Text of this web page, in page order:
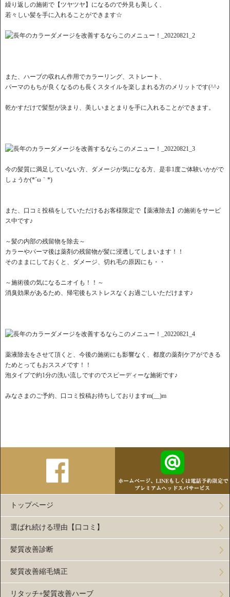
繰り返しの施術で【ツヤツヤ】になるので外見も美しく、
若々しい髪を手に入れることができます☆
また、ハーブの収れん作用でカラーリング、ストレート、
パーマのもちが良くなるのも長くスタイルを楽しまれる方のメリットです(^^♪
乾かすだけで髪型が決まり、美しいまとまりを手に入れることができます。
今の髪質に満足していない方、ダメージが気になる方、是非1度ご体験いかがで
しょうか(*´ω｀*)
また、口コミ投稿をしていただけるお客様限定で【薬液除去】の施術をサービ
ス中です♪
～髪の内部の残留物を除去～
カラーやパーマ後は薬剤の残留物が髪に浸透してしまいます！！
そのままにしておくと、ダメージ、切れ毛の原因にも・・
～施術後の気になるニオイも！！～
消臭効果があるため、帰宅後もストレスなくお過ごしいただけます♪
薬液除去をさせて頂くと、今後の施術にも影響なく、都度の薬剤ケアができる
ためとってもおススメです！！
泡タイプで約1分の洗い流しですのでスピーディーな施術です♪
みなさまのご予約、口コミ投稿お待ちしておりますm(__)m
トップページ
選ばれ続ける理由【口コミ】
髪質改善診断
髪質改善縮毛矯正
リタッチ+髪質改善ハーブ